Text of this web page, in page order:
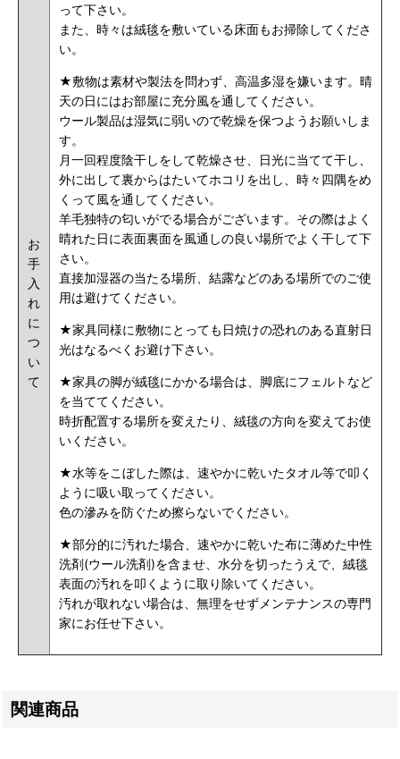
お
手
入
れ
に
つ
い
て
って下さい。
また、時々は絨毯を敷いている床面もお掃除してくださ
い。
★敷物は素材や製法を問わず、高温多湿を嫌います。晴
天の日にはお部屋に充分風を通してください。
ウール製品は湿気に弱いので乾燥を保つようお願いしま
す。
月一回程度陰干しをして乾燥させ、日光に当てて干し、
外に出して裏からはたいてホコリを出し、時々四隅をめ
くって風を通してください。
羊毛独特の匂いがでる場合がございます。その際はよく
晴れた日に表面裏面を風通しの良い場所でよく干して下
さい。
直接加湿器の当たる場所、結露などのある場所でのご使
用は避けてください。
★家具同様に敷物にとっても日焼けの恐れのある直射日
光はなるべくお避け下さい。
★家具の脚が絨毯にかかる場合は、脚底にフェルトなど
を当ててください。
時折配置する場所を変えたり、絨毯の方向を変えてお使
いください。
★水等をこぼした際は、速やかに乾いたタオル等で叩く
ように吸い取ってください。
色の滲みを防ぐため擦らないでください。
★部分的に汚れた場合、速やかに乾いた布に薄めた中性
洗剤(ウール洗剤)を含ませ、水分を切ったうえで、絨毯
表面の汚れを叩くように取り除いてください。
汚れが取れない場合は、無理をせずメンテナンスの専門
家にお任せ下さい。
関連商品